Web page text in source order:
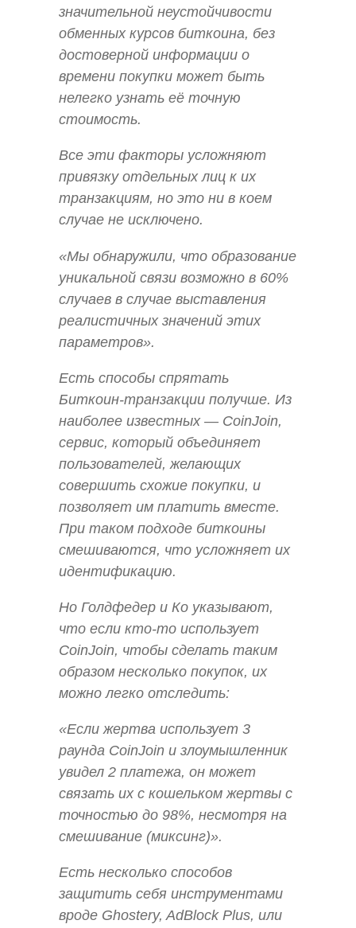
значительной неустойчивости
обменных курсов биткоина, без
достоверной информации о
времени покупки может быть
нелегко узнать её точную
стоимость.
Все эти факторы усложняют
привязку отдельных лиц к их
транзакциям, но это ни в коем
случае не исключено.
«Мы обнаружили, что образование
уникальной связи возможно в 60%
случаев в случае выставления
реалистичных значений этих
параметров».
Есть способы спрятать
Биткоин-транзакции получше. Из
наиболее известных — CoinJoin,
сервис, который объединяет
пользователей, желающих
совершить схожие покупки, и
позволяет им платить вместе.
При таком подходе биткоины
смешиваются, что усложняет их
идентификацию.
Но Голдфедер и Ко указывают,
что если кто-то использует
CoinJoin, чтобы сделать таким
образом несколько покупок, их
можно легко отследить:
«Если жертва использует 3
раунда CoinJoin и злоумышленник
увидел 2 платежа, он может
связать их с кошельком жертвы с
точностью до 98%, несмотря на
смешивание (миксинг)».
Есть несколько способов
защитить себя инструментами
вроде Ghostery, AdBlock Plus, или